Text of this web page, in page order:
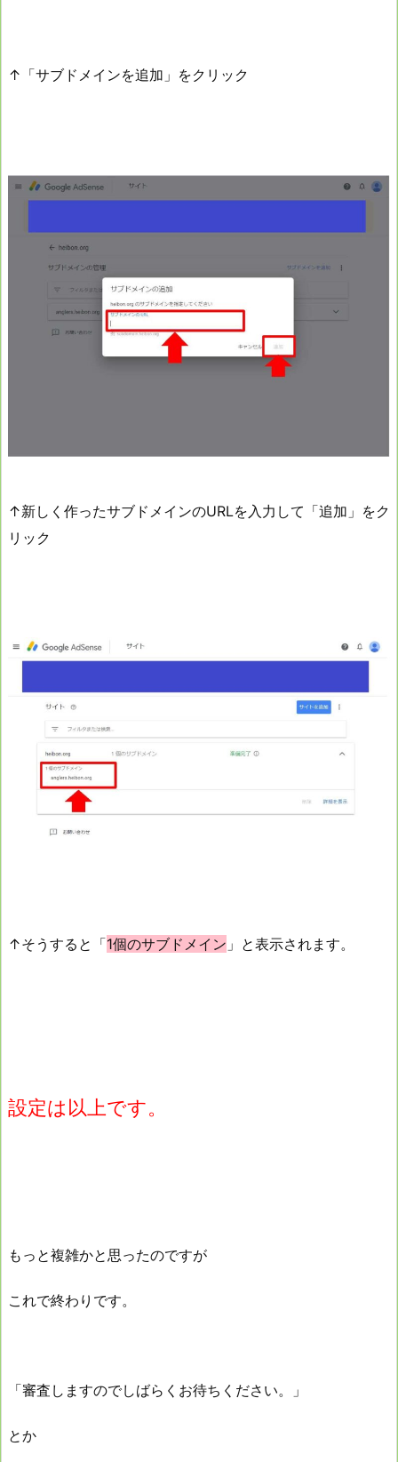
↑「サブドメインを追加」をクリック
↑新しく作ったサブドメインのURLを入力して「追加」をク
リック
↑そうすると「1個のサブドメイン 」と表示されます。
設定は以上です。
もっと複雑かと思ったのですが
これで終わりです。
「審査しますのでしばらくお待ちください。」
とか